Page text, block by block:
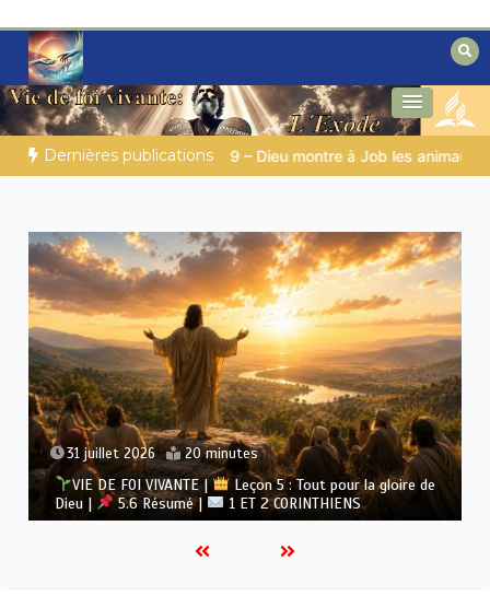
contenu
Secrets de la Bible
Des éclairages bibliques pour ceux qui
cherchent un chemin
Dernières publications
à Job les animaux sauvages LA SAGESSE DE DIEU
5 : Tout pour la gloire de
ET 2 CORINTHIENS
30 juillet 2026 15
VIE DE FOI VIVANTE |
Dieu |
5.5 Vaincre